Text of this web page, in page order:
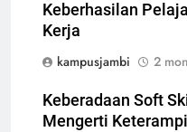
Keberhasilan
Kerja
kampusjambi
2
Keberadaan Soft
Mengerti